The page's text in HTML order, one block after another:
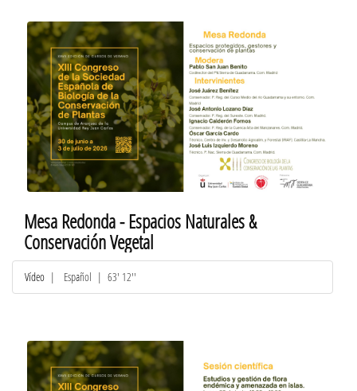
Mesa Redonda - Espacios Naturales &
Conservación Vegetal
Vídeo | Español | 63' 12''